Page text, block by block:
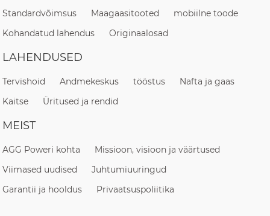
Standardvõimsus Maagaasitooted
mobiilne toode
Kohandatud lahendus
Originaalosad
LAHENDUSED
Tervishoid Andmekeskus tööstus
Nafta ja gaas
Kaitse
Üritused ja rendid
MEIST
AGG Poweri kohta
Missioon, visioon ja väärtused
Viimased uudised
Juhtumiuuringud
Garantii ja hooldus
Privaatsuspoliitika